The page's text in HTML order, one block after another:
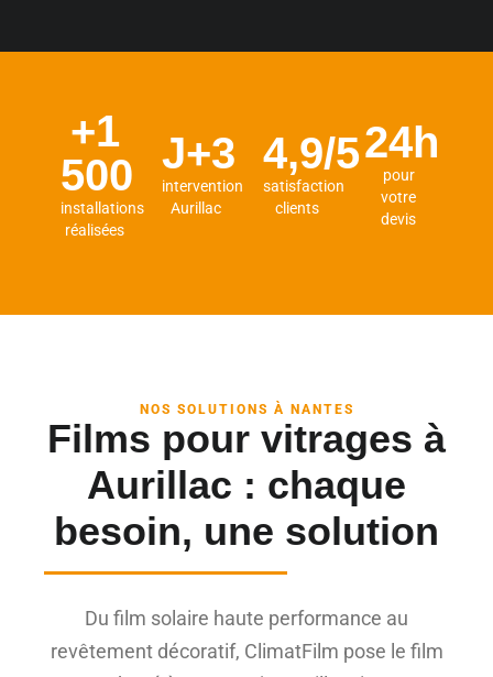
+1
500
installations
réalisées
J+3
intervention
Aurillac
4,9/5
satisfaction
clients
24h
pour
votre
devis
NOS SOLUTIONS À NANTES
Films pour vitrages à
Aurillac : chaque
besoin, une solution
Du film solaire haute performance au
revêtement décoratif, ClimatFilm pose le film